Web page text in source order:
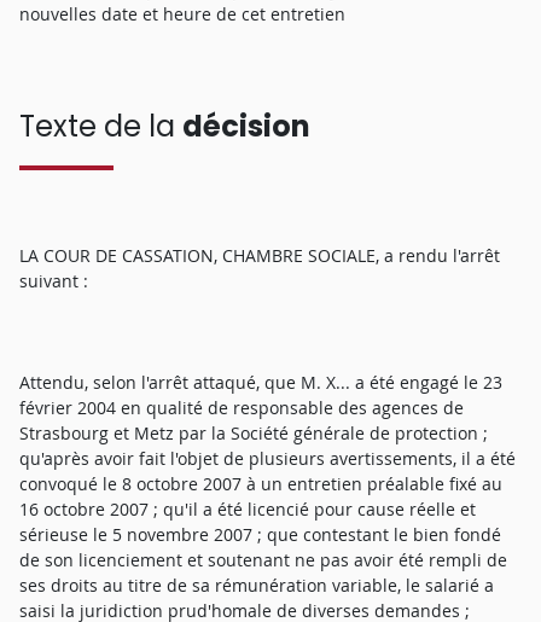
nouvelles date et heure de cet entretien
Texte de la décision
LA COUR DE CASSATION, CHAMBRE SOCIALE, a rendu l'arrêt
suivant :
Attendu, selon l'arrêt attaqué, que M. X... a été engagé le 23
février 2004 en qualité de responsable des agences de
Strasbourg et Metz par la Société générale de protection ;
qu'après avoir fait l'objet de plusieurs avertissements, il a été
convoqué le 8 octobre 2007 à un entretien préalable fixé au
16 octobre 2007 ; qu'il a été licencié pour cause réelle et
sérieuse le 5 novembre 2007 ; que contestant le bien fondé
de son licenciement et soutenant ne pas avoir été rempli de
ses droits au titre de sa rémunération variable, le salarié a
saisi la juridiction prud'homale de diverses demandes ;